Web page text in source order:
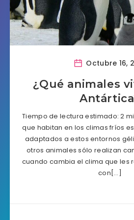
Octubre 16,
¿Qué animales
Tiempo de lectura estimado: 2
que habitan en los climas fríos
adaptados a estos entornos
otros animales sólo realizan
cuando cambia el clima que les
con[…]